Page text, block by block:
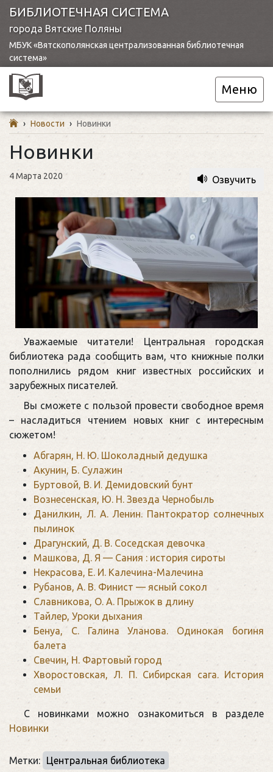
БИБЛИОТЕЧНАЯ СИСТЕМА
города Вятские Поляны
МБУК «Вятскополянская централизованная библиотечная
система»
Меню
› Новости › Новинки
Новинки
4 Марта 2020 Озвучить
Уважаемые читатели! Центральная городская
библиотека рада сообщить вам, что книжные полки
пополнились рядом книг известных российских и
зарубежных писателей.
Вы сможете с пользой провести свободное время
– насладиться чтением новых книг с интересным
сюжетом!
Абгарян, Н. Ю. Шоколадный дедушка
Акунин, Б. Сулажин
Буртовой, В. И. Демидовский бунт
Вознесенская, Ю. Н. Звезда Чернобыль
Данилкин, Л. А. Ленин. Пантократор солнечных
пылинок
Драгунский, Д. В. Соседская девочка
Машкова, Д. Я — Сания : история сироты
Некрасова, Е. И. Калечина-Малечина
Рубанов, А. В. Финист — ясный сокол
Славникова, О. А. Прыжок в длину
Тайлер, Уроки дыхания
Бенуа, С. Галина Уланова. Одинокая богиня
балета
Свечин, Н. Фартовый город
Хворостовская, Л. П. Сибирская сага. История
семьи
С новинками можно ознакомиться в разделе
Новинки
Метки: Центральная библиотека